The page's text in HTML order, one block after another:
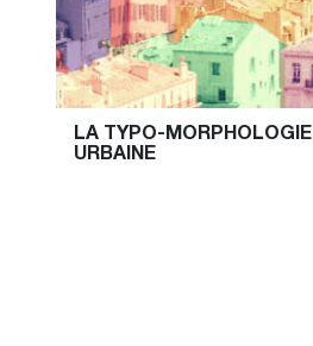
LA TYPO-MORPHOLOGIE
URBAINE